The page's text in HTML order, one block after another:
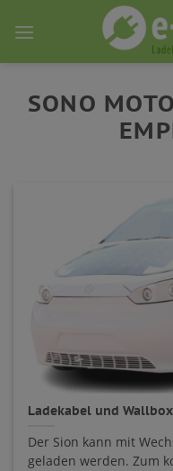
SONO
Ladekabel und
Der Sion kann mit
geladen werden. Zum